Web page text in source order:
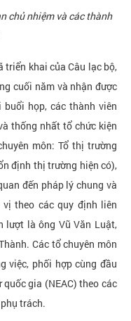
chủ nhiệm và các thành
triển khai của Câu lạc bộ,
cuối năm và nhận được
họp, các thành viên
thống nhất tổ chức kiện
môn: Tổ thị trường
định thị trường hiện có),
đến pháp lý chung và
theo các quy định liên
lượt là ông Vũ Văn Luật,
Các tổ chuyên môn
việc, phối hợp cùng đầu
gia (NEAC) theo các
trách.